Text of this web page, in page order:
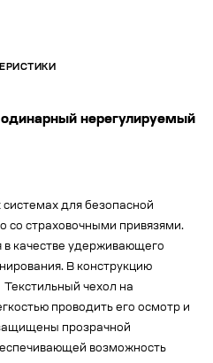
нерегулируемый
системах для безопасной
со страховочными привязями.
в качестве удерживающего
В конструкцию
чехол на
проводить его осмотр и
прозрачной
возможность